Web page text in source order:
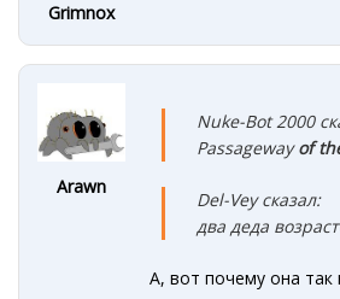
Grimnox
Arawn
Nuke-Bot 2000
Passagewayof
Del-Vey сказал:
два деда
А, вот почему она так